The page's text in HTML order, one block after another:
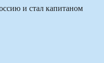
и стал капитаном